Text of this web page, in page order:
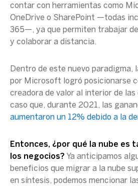
contar con herramientas como
OneDrive o SharePoint —todas
365—, ya que permiten trabajar
y colaborar a distancia.
Dentro de este nuevo paradigma,
por Microsoft logró posicionarse
creadora de valor al interior de las
caso que, durante 2021, las
aumentaron un 12% debido a la
Entonces, ¿por qué la nube es
los negocios? Ya anticipamos
beneficios que migrar a la nube
en síntesis, podemos mencionar